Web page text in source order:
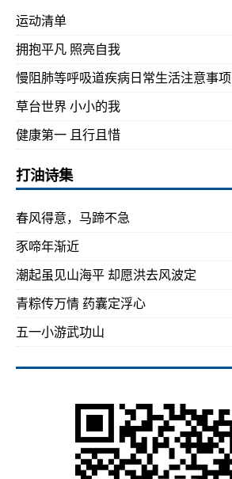
运动清单
拥抱平凡 照亮自我
慢阻肺等呼吸道疾病日常生活注意事项
草台世界 小小的我
健康第一 且行且惜
打油诗集
春风得意，马蹄不急
豕啼年渐近
潮起虽见山海平 却愿洪去风波定
青粽传万情 药囊定浮心
五一小游武功山